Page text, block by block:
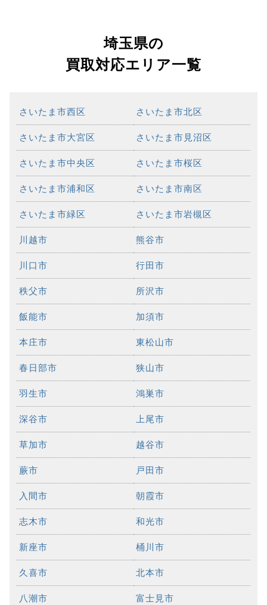
埼玉県の
買取対応エリア一覧
さいたま市西区 さいたま市北区
さいたま市大宮区 さいたま市見沼区
さいたま市中央区 さいたま市桜区
さいたま市浦和区 さいたま市南区
さいたま市緑区 さいたま市岩槻区
川越市 熊谷市
川口市 行田市
秩父市 所沢市
飯能市 加須市
本庄市 東松山市
春日部市 狭山市
羽生市 鴻巣市
深谷市 上尾市
草加市 越谷市
蕨市 戸田市
入間市 朝霞市
志木市 和光市
新座市 桶川市
久喜市 北本市
八潮市 富士見市